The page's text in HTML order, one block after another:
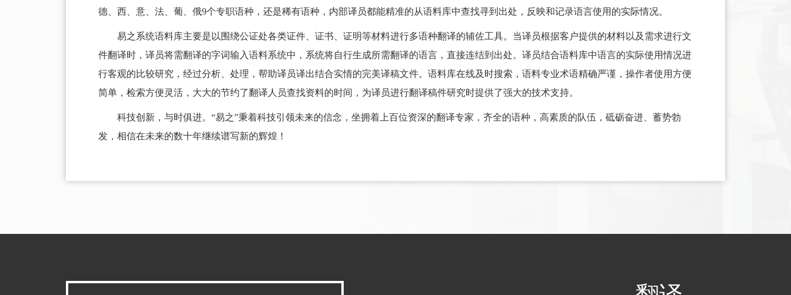
德、西、意、法、葡、俄9个专职语种，还是稀有语种，内部译员都能精准的从语料库中查找寻到出处，反映和记录语言使用的实际情况。
易之系统语料库主要是以围绕公证处各类证件、证书、证明等材料进行多语种翻译的辅佐工具。当译员根据客户提供的材料以及需求进行文
件翻译时，译员将需翻译的字词输入语料系统中，系统将自行生成所需翻译的语言，直接连结到出处。译员结合语料库中语言的实际使用情况进
行客观的比较研究，经过分析、处理，帮助译员译出结合实情的完美译稿文件。语料库在线及时搜索，语料专业术语精确严谨，操作者使用方便
简单，检索方便灵活，大大的节约了翻译人员查找资料的时间，为译员进行翻译稿件研究时提供了强大的技术支持。
科技创新，与时俱进。“易之”秉着科技引领未来的信念，坐拥着上百位资深的翻译专家，齐全的语种，高素质的队伍，砥砺奋进、蓄势勃
发，相信在未来的数十年继续谱写新的辉煌！